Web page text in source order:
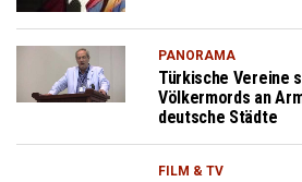
PANORAMA
Türkische Vereine
Völkermords an
deutsche Städte
FILM & TV